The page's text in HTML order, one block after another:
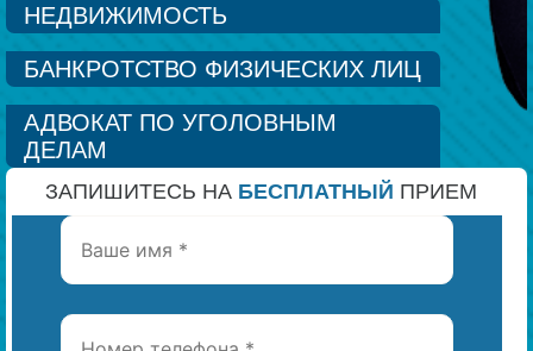
НЕДВИЖИМОСТЬ
БАНКРОТСТВО ФИЗИЧЕСКИХ ЛИЦ
АДВОКАТ ПО УГОЛОВНЫМ
ДЕЛАМ
ЗАПИШИТЕСЬ НА БЕСПЛАТНЫЙ ПРИЕМ